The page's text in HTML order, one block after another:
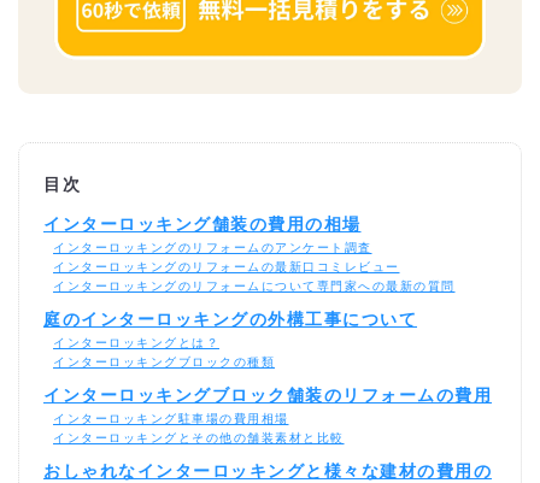
目次
インターロッキング舗装の費用の相場
インターロッキングのリフォームのアンケート調査
インターロッキングのリフォームの最新口コミレビュー
インターロッキングのリフォームについて専門家への最新の質問
庭のインターロッキングの外構工事について
インターロッキングとは？
インターロッキングブロックの種類
インターロッキングブロック舗装のリフォームの費用
インターロッキング駐車場の費用相場
インターロッキングとその他の舗装素材と比較
おしゃれなインターロッキングと様々な建材の費用の